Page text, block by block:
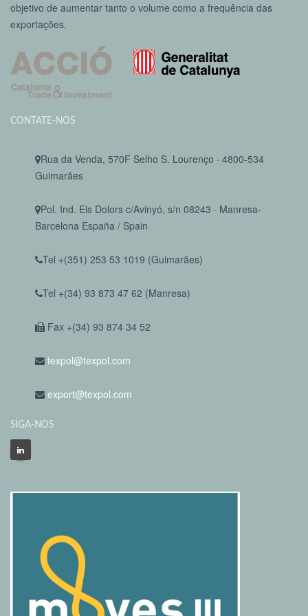
objetivo de aumentar tanto o volume como a frequência das
exportações.
CONTATE-NOS
Rua da Venda, 570F Selho S. Lourenço · 4800-534
Guimarães
Pol. Ind. Els Dolors c/Avinyó, s/n 08243 · Manresa-
Barcelona España / Spain
Tel +(351) 253 53 1019 (Guimarães)
Tel +(34) 93 873 47 62 (Manresa)
Fax +(34) 93 874 34 52
texpol@texpol.com
export@texpol.com
SIGA-NOS